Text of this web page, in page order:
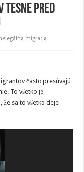
tesne pred
migrácia
často presúvajú
To všetko je
že sa to všetko deje